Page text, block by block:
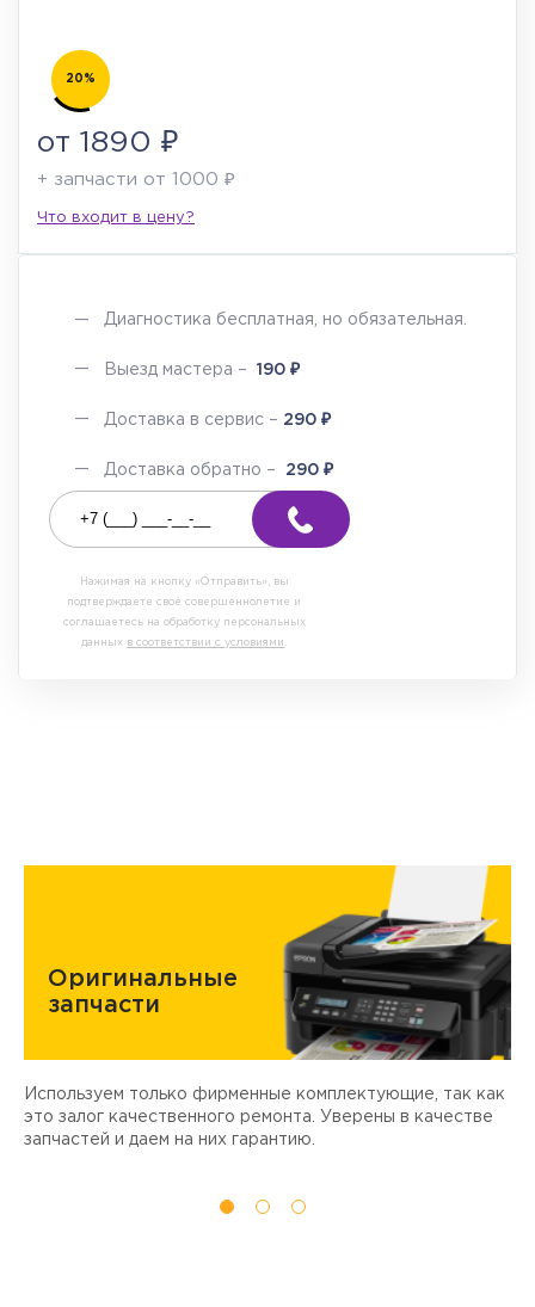
20%
от 1890 ₽
+ запчасти от 1000 ₽
Что входит в цену?
Диагностика бесплатная, но обязательная.
Выезд мастера – 190 ₽
Доставка в сервис – 290 ₽
Доставка обратно – 290 ₽
Нажимая на кнопку «Отправить», вы
подтверждаете своё совершеннолетие и
соглашаетесь на обработку персональных
данных в соответствии с условиями
Оригинальные
запчасти
Используем только фирменные комплектующие, так как
это залог качественного ремонта. Уверены в качестве
запчастей и даем на них гарантию.